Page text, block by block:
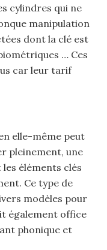
cylindres qui ne
manipulation
dont la clé est
… Ces
car leur tarif
elle-même peut
pleinement, une
éléments clés
Ce type de
modèles pour
également office
phonique et